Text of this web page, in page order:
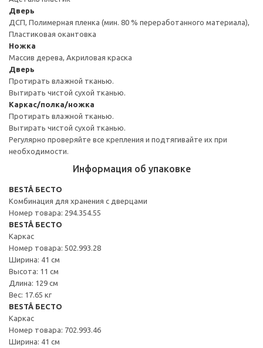
Дверь
ДСП, Полимерная пленка (мин. 80 % переработанного материала),
Пластиковая окантовка
Ножка
Массив дерева, Акриловая краска
Дверь
Протирать влажной тканью.
Вытирать чистой сухой тканью.
Каркас/полка/ножка
Протирать влажной тканью.
Вытирать чистой сухой тканью.
Регулярно проверяйте все крепления и подтягивайте их при
необходимости.
Информация об упаковке
BESTÅ БЕСТО
Комбинация для хранения с дверцами
Номер товара: 294.354.55
BESTÅ БЕСТО
Каркас
Номер товара: 502.993.28
Ширина: 41 см
Высота: 11 см
Длина: 129 см
Вес: 17.65 кг
BESTÅ БЕСТО
Каркас
Номер товара: 702.993.46
Ширина: 41 см